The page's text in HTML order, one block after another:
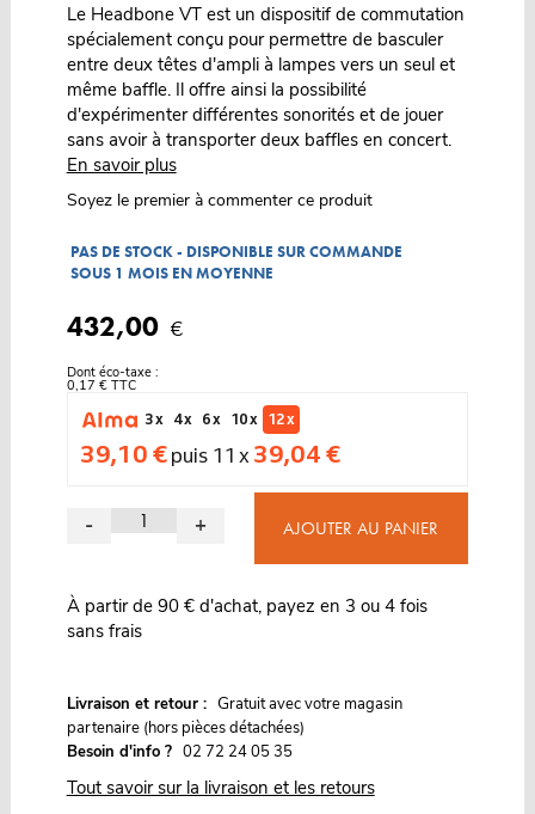
Le Headbone VT est un dispositif de commutation
spécialement conçu pour permettre de basculer
entre deux têtes d'ampli à lampes vers un seul et
même baffle. Il offre ainsi la possibilité
d'expérimenter différentes sonorités et de jouer
sans avoir à transporter deux baffles en concert.
En savoir plus
Soyez le premier à commenter ce produit
PAS DE STOCK - DISPONIBLE SUR COMMANDE
SOUS 1 MOIS EN MOYENNE
432,00 €
Dont éco-taxe :
0,17 € TTC
3 x
4 x 6 x 10 x 12 x
39,10 €puis 11 x 39,04 €
- + AJOUTER AU PANIER
À partir de 90 € d'achat, payez en 3 ou 4 fois
sans frais
Livraison et retour : Gratuit avec votre magasin
partenaire (hors pièces détachées)
Besoin d'info ? 02 72 24 05 35
Tout savoir sur la livraison et les retours